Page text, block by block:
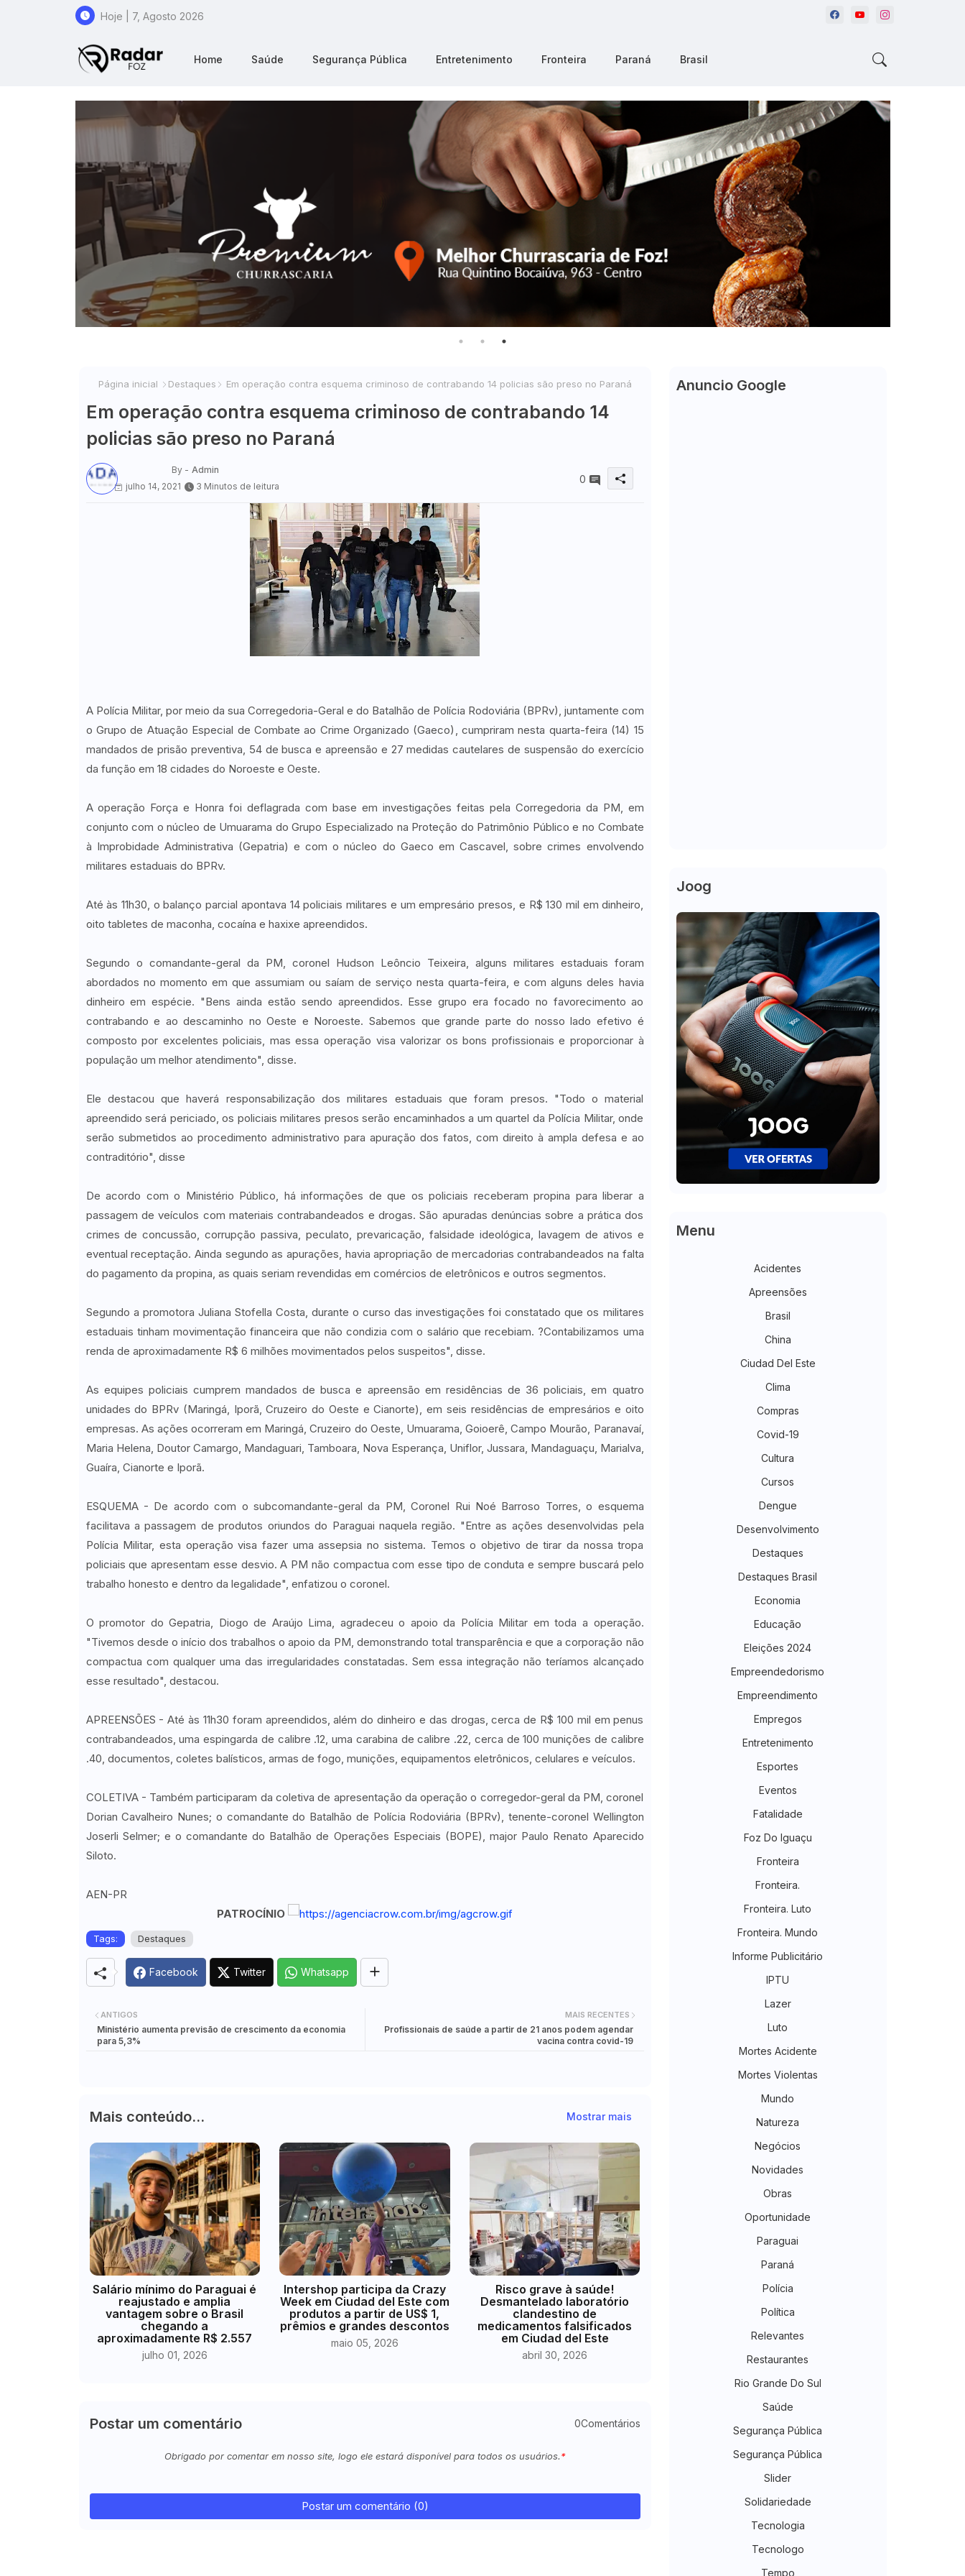
Hoje | 7, Agosto 2026
Home Saúde Segurança Pública Entretenimento Fronteira Paraná Brasil
Página inicial Destaques Em operação contra esquema criminoso de contrabando 14 policias são preso no Paraná
Em operação contra esquema criminoso de contrabando 14
policias são preso no Paraná
By - Admin
julho 14, 2021
3 Minutos de leitura
0
A Polícia Militar, por meio da sua Corregedoria-Geral e do Batalhão de Polícia Rodoviária (BPRv), juntamente com
o Grupo de Atuação Especial de Combate ao Crime Organizado (Gaeco), cumpriram nesta quarta-feira (14) 15
mandados de prisão preventiva, 54 de busca e apreensão e 27 medidas cautelares de suspensão do exercício
da função em 18 cidades do Noroeste e Oeste.
A operação Força e Honra foi deflagrada com base em investigações feitas pela Corregedoria da PM, em
conjunto com o núcleo de Umuarama do Grupo Especializado na Proteção do Patrimônio Público e no Combate
à Improbidade Administrativa (Gepatria) e com o núcleo do Gaeco em Cascavel, sobre crimes envolvendo
militares estaduais do BPRv.
Até às 11h30, o balanço parcial apontava 14 policiais militares e um empresário presos, e R$ 130 mil em dinheiro,
oito tabletes de maconha, cocaína e haxixe apreendidos.
Segundo o comandante-geral da PM, coronel Hudson Leôncio Teixeira, alguns militares estaduais foram
abordados no momento em que assumiam ou saíam de serviço nesta quarta-feira, e com alguns deles havia
dinheiro em espécie. "Bens ainda estão sendo apreendidos. Esse grupo era focado no favorecimento ao
contrabando e ao descaminho no Oeste e Noroeste. Sabemos que grande parte do nosso lado efetivo é
composto por excelentes policiais, mas essa operação visa valorizar os bons profissionais e proporcionar à
população um melhor atendimento", disse.
Ele destacou que haverá responsabilização dos militares estaduais que foram presos. "Todo o material
apreendido será periciado, os policiais militares presos serão encaminhados a um quartel da Polícia Militar, onde
serão submetidos ao procedimento administrativo para apuração dos fatos, com direito à ampla defesa e ao
contraditório", disse
De acordo com o Ministério Público, há informações de que os policiais receberam propina para liberar a
passagem de veículos com materiais contrabandeados e drogas. São apuradas denúncias sobre a prática dos
crimes de concussão, corrupção passiva, peculato, prevaricação, falsidade ideológica, lavagem de ativos e
eventual receptação. Ainda segundo as apurações, havia apropriação de mercadorias contrabandeados na falta
do pagamento da propina, as quais seriam revendidas em comércios de eletrônicos e outros segmentos.
Segundo a promotora Juliana Stofella Costa, durante o curso das investigações foi constatado que os militares
estaduais tinham movimentação financeira que não condizia com o salário que recebiam. ?Contabilizamos uma
renda de aproximadamente R$ 6 milhões movimentados pelos suspeitos", disse.
As equipes policiais cumprem mandados de busca e apreensão em residências de 36 policiais, em quatro
unidades do BPRv (Maringá, Iporã, Cruzeiro do Oeste e Cianorte), em seis residências de empresários e oito
empresas. As ações ocorreram em Maringá, Cruzeiro do Oeste, Umuarama, Goioerê, Campo Mourão, Paranavaí,
Maria Helena, Doutor Camargo, Mandaguari, Tamboara, Nova Esperança, Uniflor, Jussara, Mandaguaçu, Marialva,
Guaíra, Cianorte e Iporã.
ESQUEMA - De acordo com o subcomandante-geral da PM, Coronel Rui Noé Barroso Torres, o esquema
facilitava a passagem de produtos oriundos do Paraguai naquela região. "Entre as ações desenvolvidas pela
Polícia Militar, esta operação visa fazer uma assepsia no sistema. Temos o objetivo de tirar da nossa tropa
policiais que apresentam esse desvio. A PM não compactua com esse tipo de conduta e sempre buscará pelo
trabalho honesto e dentro da legalidade", enfatizou o coronel.
O promotor do Gepatria, Diogo de Araújo Lima, agradeceu o apoio da Polícia Militar em toda a operação.
"Tivemos desde o início dos trabalhos o apoio da PM, demonstrando total transparência e que a corporação não
compactua com qualquer uma das irregularidades constatadas. Sem essa integração não teríamos alcançado
esse resultado", destacou.
APREENSÕES - Até às 11h30 foram apreendidos, além do dinheiro e das drogas, cerca de R$ 100 mil em penus
contrabandeados, uma espingarda de calibre .12, uma carabina de calibre .22, cerca de 100 munições de calibre
.40, documentos, coletes balísticos, armas de fogo, munições, equipamentos eletrônicos, celulares e veículos.
COLETIVA - Também participaram da coletiva de apresentação da operação o corregedor-geral da PM, coronel
Dorian Cavalheiro Nunes; o comandante do Batalhão de Polícia Rodoviária (BPRv), tenente-coronel Wellington
Joserli Selmer; e o comandante do Batalhão de Operações Especiais (BOPE), major Paulo Renato Aparecido
Siloto.
AEN-PR
PATROCÍNIO
Tags: Destaques
Facebook Twitter Whatsapp
MAIS RECENTES
Profissionais de saúde a partir de 21 anos podem agendar
vacina contra covid-19
ANTIGOS
Ministério aumenta previsão de crescimento da economia
para 5,3%
Mais conteúdo... Mostrar mais
​Salário mínimo do Paraguai é
reajustado e amplia
vantagem sobre o Brasil
chegando a
aproximadamente R$ 2.557
julho 01, 2026
Intershop participa da Crazy
Week em Ciudad del Este com
produtos a partir de US$ 1,
prêmios e grandes descontos
maio 05, 2026
Risco grave à saúde!
Desmantelado laboratório
clandestino de
medicamentos falsificados
em Ciudad del Este
abril 30, 2026
Postar um comentário 0Comentários
Obrigado por comentar em nosso site, logo ele estará disponível para todos os usuários.
Postar um comentário (0)
Anuncio Google
Joog
Menu
Acidentes
Apreensões
Brasil
China
Ciudad Del Este
Clima
Compras
Covid-19
Cultura
Cursos
Dengue
Desenvolvimento
Destaques
Destaques Brasil
Economia
Educação
Eleições 2024
Empreendedorismo
Empreendimento
Empregos
Entretenimento
Esportes
Eventos
Fatalidade
Foz Do Iguaçu
Fronteira
Fronteira.
Fronteira. Luto
Fronteira. Mundo
Informe Publicitário
IPTU
Lazer
Luto
Mortes Acidente
Mortes Violentas
Mundo
Natureza
Negócios
Novidades
Obras
Oportunidade
Paraguai
Paraná
Polícia
Política
Relevantes
Restaurantes
Rio Grande Do Sul
Saúde
Segurança Pública
Segurança Pública
Slider
Solidariedade
Tecnologia
Tecnologo
Tempo